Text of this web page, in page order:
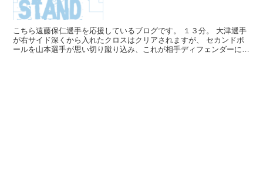
こちら遠藤保仁選手を応援しているブログです。 １３分。 大津選手
が右サイド深くから入れたクロスはクリアされますが、 セカンドボ
ールを山本選手が思い切り蹴り込み、これが相手ディフェンダーにあ